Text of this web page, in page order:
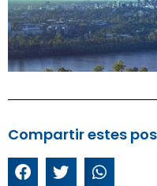
Compartir estes